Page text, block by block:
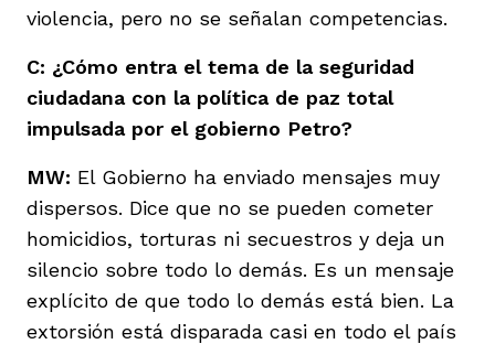
violencia, pero no se señalan competencias.
C: ¿Cómo entra el tema de la seguridad
ciudadana con la política de paz total
impulsada por el gobierno Petro?
MW: El Gobierno ha enviado mensajes muy
dispersos. Dice que no se pueden cometer
homicidios, torturas ni secuestros y deja un
silencio sobre todo lo demás. Es un mensaje
explícito de que todo lo demás está bien. La
extorsión está disparada casi en todo el país